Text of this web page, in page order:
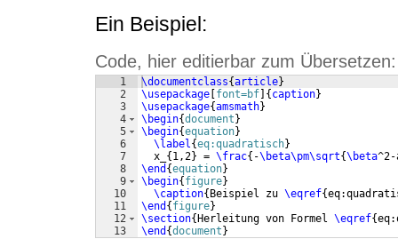
Ein Beispiel:
Code, hier editierbar zum Übersetzen:
1
2
3
4
5
6
7
8
9
10
11
12
13
\documentclass{article}
\usepackage font=bf { caption}
\usepackage{amsmath}
\begin{document }
\begin{equation}
\label{eq:quadratisch}
  x_
{ 1,2} = \frac{ -\beta\pm\sqrt{\beta^2-
\end {equation}
\begin{ figure}
\caption{ Beispiel zu \eqref{
\end { figure}
\section{ Herleitung von Formel \eqref{
\end {document }